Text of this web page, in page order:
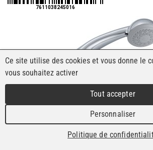
7611038245016
Ce site utilise des cookies et vous donne le
vous souhaitez activer
Tout accepter
Personnaliser
Politique de